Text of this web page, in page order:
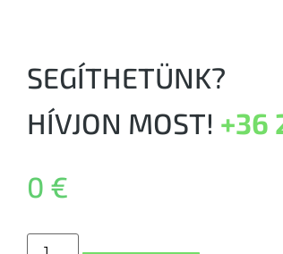
SEGÍTHETÜNK?
HÍVJON MOST! +36
0 €